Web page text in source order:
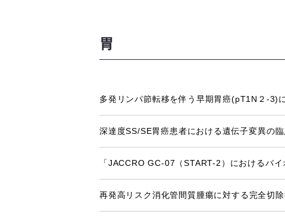
胃
多発リンパ節転移を伴う早期胃癌(pT1N２-3)
深達度SS/SE胃癌患者における遺伝子変異の
「JACCRO GC-07（START-2）におけるバ
再発高リスク消化管間質腫瘍に対する完全切